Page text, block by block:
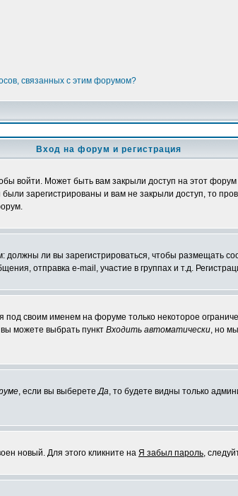
связанных с этим форумом?
Вход на форум и регистрация
войти. Может быть вам закрыли доступ на этот
зарегистрированы и вам не закрыли доступ, то
должны ли вы зарегистрироваться, чтобы размещать
отправка e-mail, участие в группах и т.д.
под своим именем на форуме только некоторое
можете выбрать пункт Входить автоматически, но мы
, если вы выберетеДа, то будете видны только
новый. Для этого кликните на Я забыл пароль,